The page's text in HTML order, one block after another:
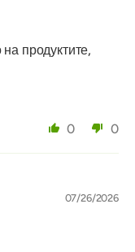
продуктите,
0 0
07/26/2026